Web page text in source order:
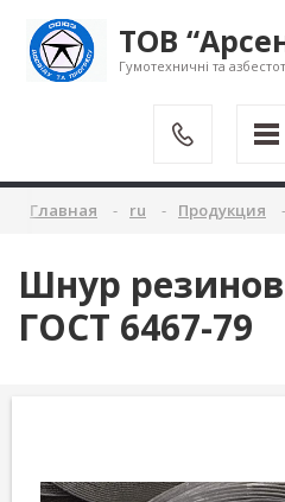
ТОВ
Гумотехничні та
Главная ru Продукция
Шнур
ГОСТ 6467-79